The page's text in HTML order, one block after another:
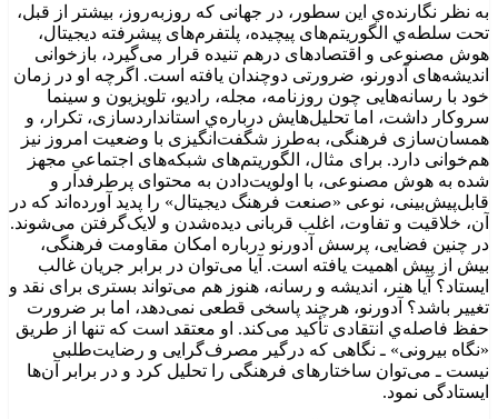
به نظر نگارنده‌ي این سطور، در جهانی که روزبه‌روز، بیشتر از قبل،
تحت سلطه‌ي الگوریتم‌ها‌ی پیچیده، پلتفرم‌های پیشرفته دیجیتال،
هوش مصنوعی و اقتصادهای درهم تنیده‌ قرار می‌گیرد، بازخوانی
اندیشه‌های آدورنو، ضرورتی دوچندان یافته است. اگرچه او در زمان
خود با رسانه‌هایی چون روزنامه‌، مجله، رادیو، تلویزیون و سینما
سروکار داشت، اما تحلیل‌هایش درباره‌ي استانداردسازی، تکرار، و
همسان‌سازی فرهنگی، به‌طرز شگفت‌انگیزی با وضعیت امروز نیز
هم‌خوانی دارد. برای مثال، الگوریتم‌های شبکه‌های اجتماعیِ مجهز
شده به هوش مصنوعی، با اولویت‌دادن به محتوای پرطرفدار و
قابل‌پیش‌بینی، نوعی «صنعت فرهنگ دیجیتال» را پدید آورده‌اند که در
آن، خلاقیت و تفاوت، اغلب قربانی دیده‌شدن و لایک‌گرفتن می‌شوند.
در چنین فضایی، پرسش آدورنو درباره امکان مقاومت فرهنگی،
بیش از پیش اهمیت یافته است. آیا می‌توان در برابر جریان غالب
ایستاد؟ آیا هنر، اندیشه و رسانه، هنوز هم می‌تواند بستری برای نقد و
تغییر باشد؟ آدورنو، هرچند پاسخی قطعی نمی‌دهد، اما بر ضرورت
حفظ فاصله‌ي انتقادی تأکید می‌کند. او معتقد است که تنها از طریق
«نگاه بیرونی» ـ نگاهی که درگیر مصرف‌گرایی و رضایت‌طلبی
نیست ـ می‌توان ساختارهای فرهنگی را تحلیل کرد و در برابر آن‌ها
ایستادگی نمود.